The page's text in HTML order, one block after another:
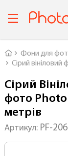
Головна
Фони для
Сірий вініловий
Сірий
фото
метрів
Артикул: PF-